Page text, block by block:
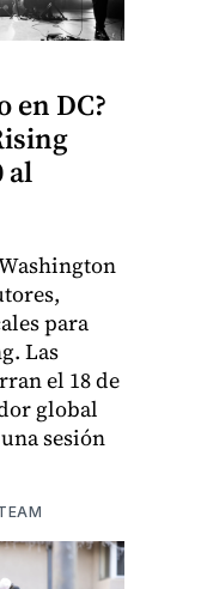
en DC?
al
para
Las
el 18 de
global
sesión